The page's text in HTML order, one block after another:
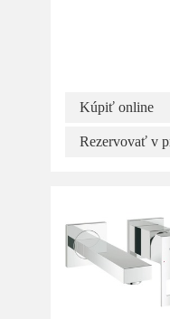
Kúpiť online
Rezervovať v